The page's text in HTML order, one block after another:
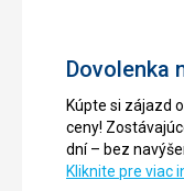
Dovolenka
Kúpte si zájazd
ceny!
dní – bez
Kliknite pre viac